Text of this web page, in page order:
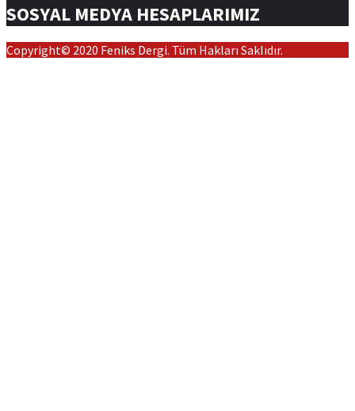
SOSYAL MEDYA HESAPLARIMIZ
Copyright© 2020 Feniks Dergi. Tüm Hakları Saklıdır.